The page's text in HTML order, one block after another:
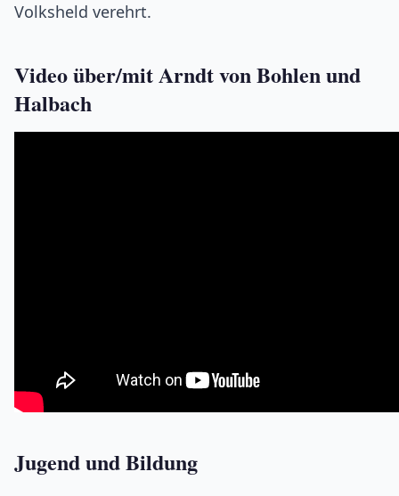
Volksheld verehrt.
Video über/mit Arndt von Bohlen und
Halbach
Jugend und Bildung